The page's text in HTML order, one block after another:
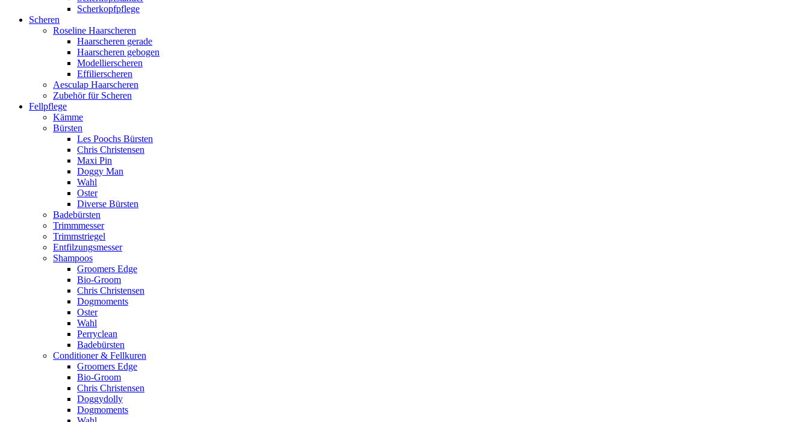
Scherkopfpflege
Scheren
Roseline Haarscheren
Haarscheren gerade
Haarscheren gebogen
Modellierscheren
Effilierscheren
Aesculap Haarscheren
Zubehör für Scheren
Fellpflege
Kämme
Bürsten
Les Poochs Bürsten
Chris Christensen
Maxi Pin
Doggy Man
Wahl
Oster
Diverse Bürsten
Badebürsten
Trimmmesser
Trimmstriegel
Entfilzungsmesser
Shampoos
Groomers Edge
Bio-Groom
Chris Christensen
Dogmoments
Oster
Wahl
Perryclean
Badebürsten
Conditioner & Fellkuren
Groomers Edge
Bio-Groom
Chris Christensen
Doggydolly
Dogmoments